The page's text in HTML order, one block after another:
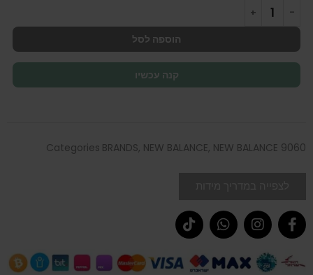
הוספה לסל
קנה עכשיו
Categories BRANDS, NEW BALANCE, NEW BALANCE 9060